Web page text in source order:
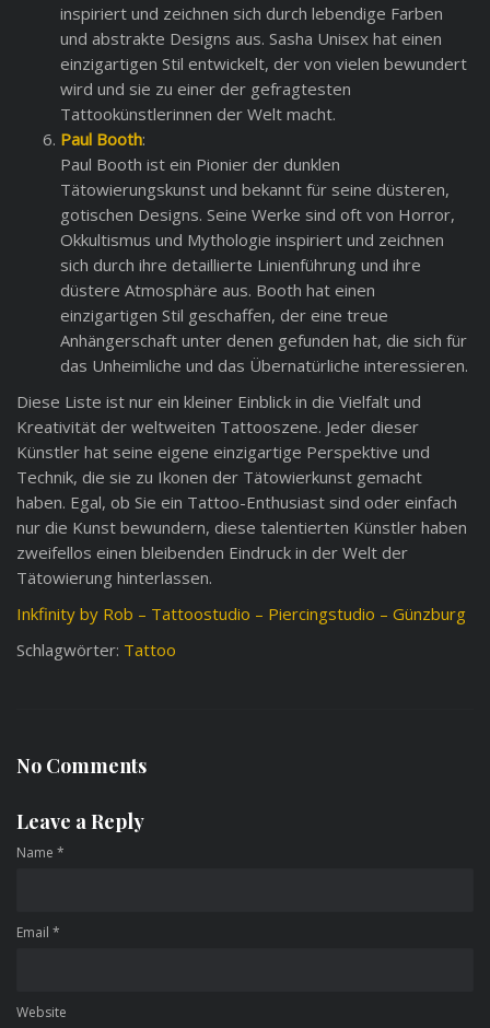
inspiriert und zeichnen sich durch lebendige Farben
und abstrakte Designs aus. Sasha Unisex hat einen
einzigartigen Stil entwickelt, der von vielen bewundert
wird und sie zu einer der gefragtesten
Tattookünstlerinnen der Welt macht.
Paul Booth:
Paul Booth ist ein Pionier der dunklen
Tätowierungskunst und bekannt für seine düsteren,
gotischen Designs. Seine Werke sind oft von Horror,
Okkultismus und Mythologie inspiriert und zeichnen
sich durch ihre detaillierte Linienführung und ihre
düstere Atmosphäre aus. Booth hat einen
einzigartigen Stil geschaffen, der eine treue
Anhängerschaft unter denen gefunden hat, die sich für
das Unheimliche und das Übernatürliche interessieren.
Diese Liste ist nur ein kleiner Einblick in die Vielfalt und
Kreativität der weltweiten Tattooszene. Jeder dieser
Künstler hat seine eigene einzigartige Perspektive und
Technik, die sie zu Ikonen der Tätowierkunst gemacht
haben. Egal, ob Sie ein Tattoo-Enthusiast sind oder einfach
nur die Kunst bewundern, diese talentierten Künstler haben
zweifellos einen bleibenden Eindruck in der Welt der
Tätowierung hinterlassen.
Inkfinity by Rob – Tattoostudio – Piercingstudio – Günzburg
Schlagwörter: Tattoo
No Comments
Leave a Reply
Name *
Email *
Website